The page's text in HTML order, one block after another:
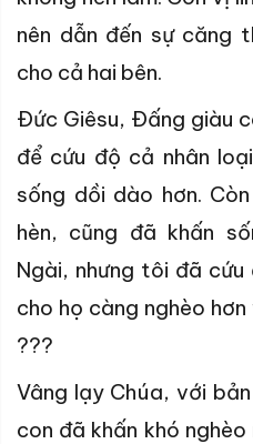
nên dẫn đến sự căng
cho cả hai bên.
Ðức Giêsu, Ðấng giàu
để cứu độ cả nhân
sống dồi dào hơn.
hèn, cũng đã khấn
Ngài, nhưng tôi đã
cho họ càng nghèo
???
Vâng lạy Chúa, với
con đã khấn khó